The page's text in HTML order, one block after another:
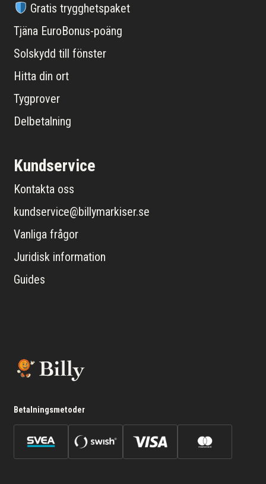
Gratis trygghetspaket
Tjäna EuroBonus-poäng
Solskydd till fönster
Hitta din ort
Tygprover
Delbetalning
Kundservice
Kontakta oss
kundservice@billymarkiser.se
Vanliga frågor
Juridisk information
Guides
Betalningsmetoder